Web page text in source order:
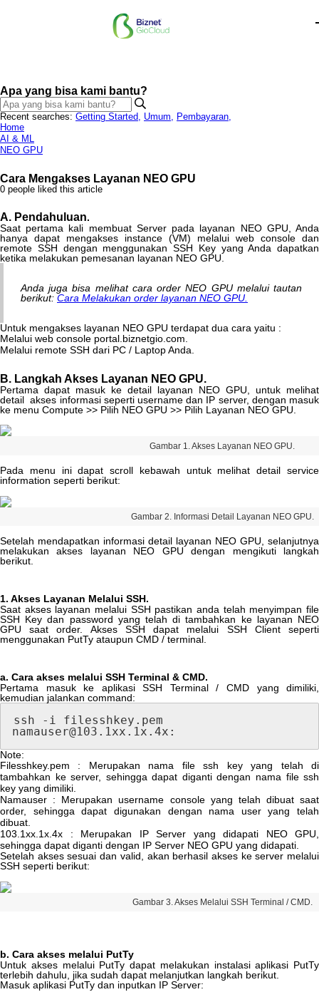
Apa yang bisa kami bantu?
Recent searches: Getting Started, Umum, Pembayaran,
Home
AI & ML
NEO GPU
Cara Mengakses Layanan NEO GPU
0 people liked this article
A. Pendahuluan.
Saat pertama kali membuat Server pada layanan NEO GPU
Anda
hanya
dapat mengakses instance (VM) melalui web console dan
remote SSH dengan menggunakan SSH Key yang Anda dapatkan
ketika melakukan pemesanan layanan NEO GPU
Anda juga bisa melihat cara order NEO GPU melalui tautan
berikut: Cara Melakukan order layanan NEO GPU
Untuk mengakses layanan NEO GPU terdapat dua cara yaitu :
Melalui web console portal biznetgio com
Melalui remote SSH dari PC / LaptopAnda
B. Langkah Akses Layanan NEO GPU.
Pertama dapat masuk ke detail layanan NEO GPU untuk melihat
detail akses informasi seperti username dan IP server, dengan masuk
ke menu Compute >> Pilih NEO GPU >> Pilih Layanan NEO GPU
Gambar 1 Akses Layanan NEO GPU
Pada menu ini dapat scroll kebawah untuk melihat detail service
information seperti berikut:
Gambar 2 Informasi Detail Layanan NEO GPU
Setelah mendapatkan informasi detail layanan NEO GPU, selanjutnya
melakukan
akses layanan NEO GPU dengan mengikuti
langkah
berikut.
1. Akses Layanan Melalui SSH.
Saat akses layanan melalui SSH pastikan anda telah menyimpan file
SSH Key dan password yang telah di tambahkan ke layanan NEO
GPU
saat order. Akses SSH dapat melalui SSH Client
seperti
menggunakan PutTy ataupun CMD / terminal.
a. Cara akses melalui SSH Terminal & CMD.
Pertama
masuk ke aplikasi SSH Terminal / CMD yang dimiliki,
kemudian jalankan command:
ssh - i filesshkey . pem
namauser@103 . 1xx . 1x . 4x :
Note:
Filesshkey.pem : Merupakan nama file ssh key yang telah
di
tambahkan ke server, sehingga dapat diganti dengan nama file ssh
key yang dimiliki.
Namauser : Merupakan username console yang telah dibuat saat
order, sehingga dapat digunakan dengan nama user yang
telah
dibuat.
103.1xx.1x.4x : Merupakan IP Server yang didapati NEO GPU,
sehingga dapat diganti dengan IP Server NEO GPU yang didapati.
Setelah akses sesuai dan valid, akan berhasil akses ke server melalui
SSH seperti berikut:
Gambar 3.Akses Melalui SSH Terminal / CMD.
b. Cara akses melalui PutTy
Untuk akses melalui PutTy dapat melakukan instalasi aplikasi PutTy
terlebih dahulu, jika sudah dapat melanjutkan langkah berikut.
Masuk aplikasi PutTy dan inputkan IP Server: